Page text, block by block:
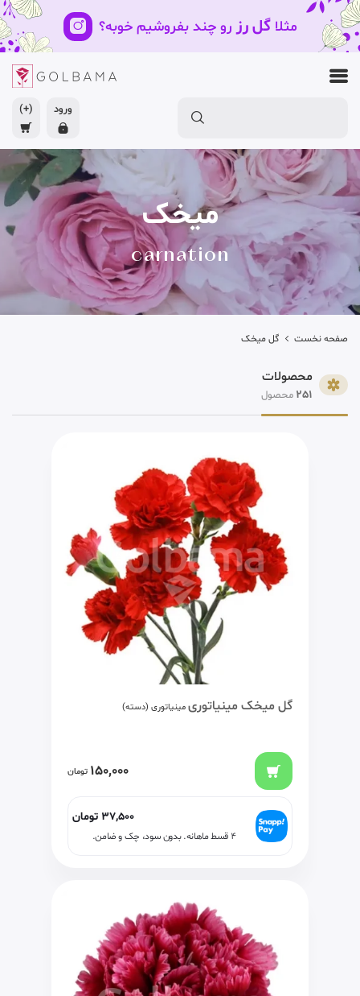
مثلاگل رز رو چند بفروشیم خوبه؟
ورود (+)
میخک
carnation
صفحه نخست گل میخک
محصولات
251 محصول
گل میخک مینیاتوری مینیاتوری (دسته)
150,000 تومان
37,500 تومان
۴ قسط ماهانه. بدون سود، چک و ضامن.